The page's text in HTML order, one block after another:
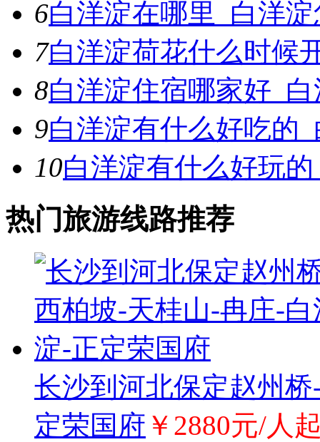
6白洋淀在哪里_白洋
7白洋淀荷花什么时候
8白洋淀住宿哪家好_
9白洋淀有什么好吃的
10白洋淀有什么好玩
热门旅游线路推荐
长沙到河北保定赵州
定荣国府 ￥2880元/人